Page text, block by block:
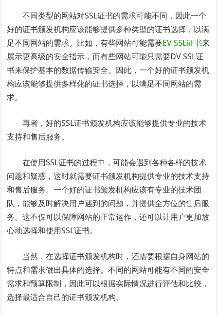
不同类型的网站对SSL证书的需求可能不同，因此一个
好的证书颁发机构应该能够提供多种类型的证书选择，以满
足不同网站的需求。比如，有些网站可能需要EV SSL证书来
展示更高级的安全指示，而有些网站可能只需要DV SSL证
书来保护基本的数据传输安全。因此，一个好的证书颁发机
构应该能够提供多样化的证书选择，以满足不同网站的需
求。
再者，好的SSL证书颁发机构应该能够提供专业的技术
支持和售后服务。
在使用SSL证书的过程中，可能会遇到各种各样的技术
问题和疑惑，这时就需要证书颁发机构提供专业的技术支持
和售后服务。一个好的证书颁发机构应该有专业的技术团
队，能够及时解决用户遇到的问题，并提供全方位的售后服
务。这不仅可以保障网站的正常运作，还可以让用户更加放
心地选择和使用SSL证书。
当然，在选择证书颁发机构时，还需要根据自身网站的
特点和需求做出具体的选择。不同的网站可能有不同的安全
需求和预算限制，因此可以根据实际情况进行评估和比较，
选择最适合自己的证书颁发机构。